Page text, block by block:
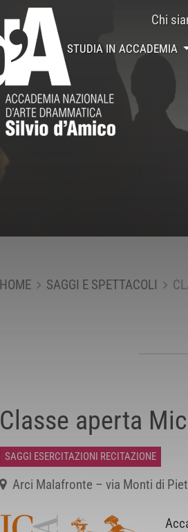
Chi
STUDIA IN ACCADEMIA
HOME SAGGI E SPETTACOLI
Classe aperta
SAGGI ESERCITAZIONI RECITAZIONE
Arci Malafronte – via Monti di